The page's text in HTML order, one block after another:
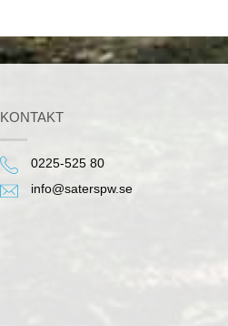
KONTAKT
0225-525 80
info@saterspw.se